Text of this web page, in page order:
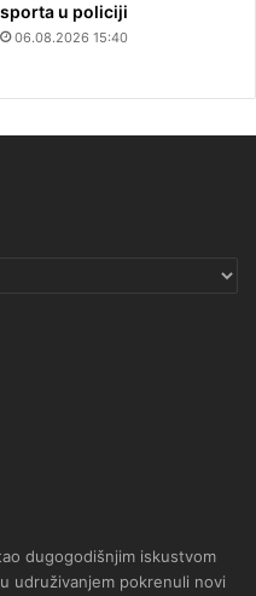
sporta u policiji
06.08.2026 15:40
dugogodišnjim iskustvom
udruživanjem pokrenuli novi